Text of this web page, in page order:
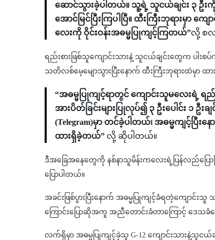
ဆောင်သွားခဲ့ပါတယ်။ သူ့ရဲ့ သူငယ်ချင်း ၃ ဦ
အောင်မြင်ပြီးကြပါပြီ။ ထီးကြီးဘုရားမှာ
လေးကို ဝိုင်းဝန်းအဓမ္မပြုကျင့်ကြတယ်”လို့ စလ
ရည်းစားဖြစ်သူကျောင်းသားနဲ့ သူငယ်ချင်းတွေက ပါ
သတိလစ်မေ့မျောသွားပြီးနောက် ထီးကြီးဘုရားထဲမှာ
“အဓမ္မပြုကျင့်ရာတွင် ကျောင်းသူမလေးရဲ့ ရည်
အားပိတ်ခြင်းများပြုလုပ်၍ ၃ ဦးပေါင်း ၁ ဦး
(Telegram)မှာ တင်ခဲ့ပါတယ်၊ အဓမ္မကျင့်ပြီ
ထားရှိခဲ့တယ်” လို့ ဆိုပါတယ်။
ဒီအခြေအနေတွေကို နစ်နာသူမိန်းကလေးရဲ့ပြန်လည်ပ
ပြောပါတယ်။
အခင်းဖြစ်ပွားပြီးနောက် အဓမ္မပြုကျင့်ခံရတဲ့ကျောင်း
ကြောင်းပြောဆိုအကူ အညီတောင်းခံတာကြောင့် ဒေသ
လက်ရှိမှာ အဓမ္မပြုကျင့်ခဲ့သူ G-12 ကျောင်းသားနဲ့သူငယ်ခ